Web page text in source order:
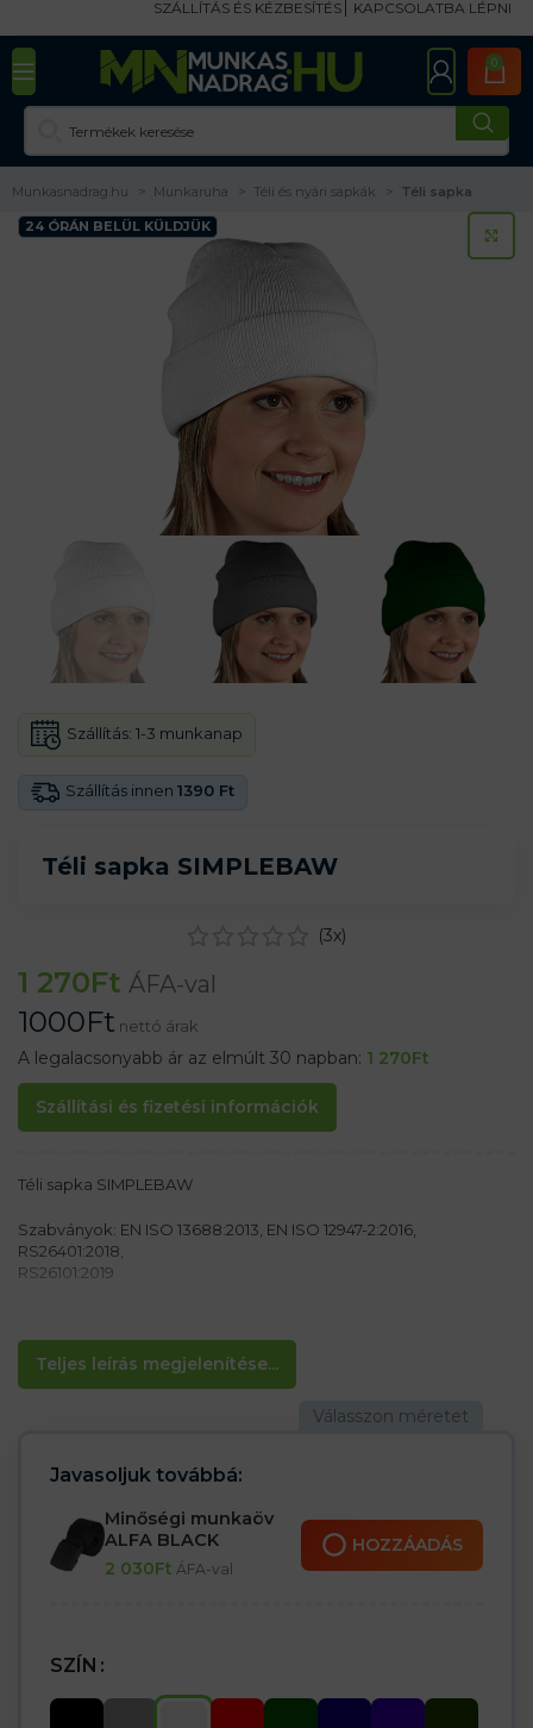
SZÁLLÍTÁS ÉS KÉZBESÍTÉS KAPCSOLATBA LÉPNI
0
Munkasnadrag.hu Munkaruha Téli és nyári sapkák Téli sapka
24 ÓRÁN BELÜL KÜLDJÜK
Téli sapka SIMPLEBAW
Szállítás innen 1390 Ft
Szállítás: 1-3 munkanap
(3x)
1 270Ft ÁFA-val
1000Ft nettó árak
A legalacsonyabb ár az elmúlt 30 napban: 1 270Ft
Szállítási és fizetési információk
Teljes leírás megjelenítése...
Téli sapka SIMPLEBAW
Szabványok: EN ISO 13688:2013, EN ISO 12947-2:2016,
RS26401:2018,
RS26101:2019
100% akril fonal 126 g / m2
Jellemzők:
Javasoljuk továbbá:
Minőségi munkaöv
ALFA BLACK
2 030Ft ÁFA-val
HOZZÁADÁS
SZÍN